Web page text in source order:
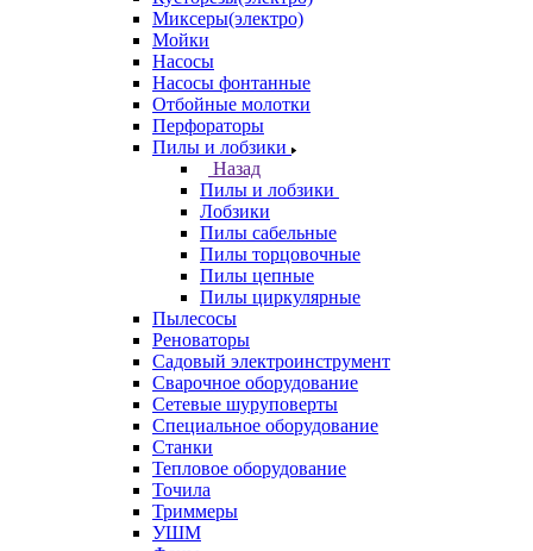
Миксеры(электро)
Мойки
Насосы
Насосы фонтанные
Отбойные молотки
Перфораторы
Пилы и лобзики
Назад
Пилы и лобзики
Лобзики
Пилы сабельные
Пилы торцовочные
Пилы цепные
Пилы циркулярные
Пылесосы
Реноваторы
Садовый электроинструмент
Сварочное оборудование
Сетевые шуруповерты
Специальное оборудование
Станки
Тепловое оборудование
Точила
Триммеры
УШМ